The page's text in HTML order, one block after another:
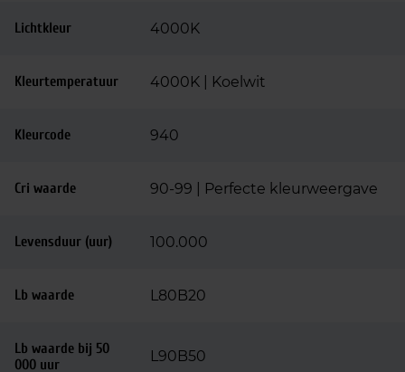
Lichtkleur 4000K
Kleurtemperatuur 4000K | Koelwit
Kleurcode 940
Cri waarde 90-99 | Perfecte kleurweergave
Levensduur (uur) 100.000
Lb waarde L80B20
Lb waarde bij 50
000 uur
L90B50